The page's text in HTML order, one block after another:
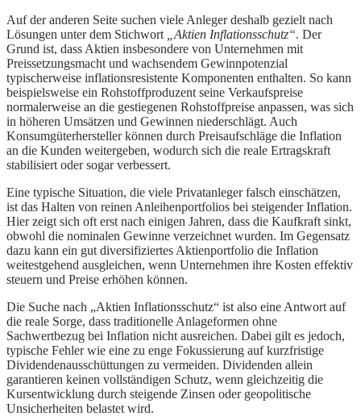
Auf der anderen Seite suchen viele Anleger deshalb gezielt nach
Lösungen unter dem Stichwort
„Aktien Inflationsschutz“. Der
Grund ist, dass Aktien insbesondere von Unternehmen mit
Preissetzungsmacht und wachsendem Gewinnpotenzial
typischerweise inflationsresistente Komponenten enthalten. So kann
beispielsweise ein Rohstoffproduzent seine Verkaufspreise
normalerweise an die gestiegenen Rohstoffpreise anpassen, was sich
in höheren Umsätzen und Gewinnen niederschlägt. Auch
Konsumgüterhersteller können durch Preisaufschläge die Inflation
an die Kunden weitergeben, wodurch sich die reale Ertragskraft
stabilisiert oder sogar verbessert.
Eine typische Situation, die viele Privatanleger falsch einschätzen,
ist das Halten von reinen Anleihenportfolios bei steigender Inflation.
Hier zeigt sich oft erst nach einigen Jahren, dass die Kaufkraft sinkt,
obwohl die nominalen Gewinne verzeichnet wurden. Im Gegensatz
dazu kann ein gut diversifiziertes Aktienportfolio die Inflation
weitestgehend ausgleichen, wenn Unternehmen ihre Kosten effektiv
steuern und Preise erhöhen können.
Die Suche nach „Aktien Inflationsschutz“ ist also eine Antwort auf
die reale Sorge, dass traditionelle Anlageformen ohne
Sachwertbezug bei Inflation nicht ausreichen. Dabei gilt es jedoch,
typische Fehler wie eine zu enge Fokussierung auf kurzfristige
Dividendenausschüttungen zu vermeiden. Dividenden allein
garantieren keinen vollständigen Schutz, wenn gleichzeitig die
Kursentwicklung durch steigende Zinsen oder geopolitische
Unsicherheiten belastet wird.